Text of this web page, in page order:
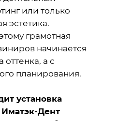
или только
эстетика.
грамотная
начинается
оттенка, а с
планирования.
установка
Дент